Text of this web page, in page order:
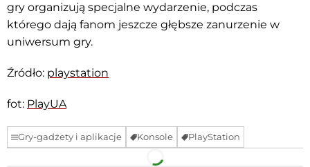
gry organizują specjalne wydarzenie, podczas
którego dają fanom jeszcze głębsze zanurzenie w
uniwersum gry.
Źródło: playstation
fot: PlayUA
Gry-gadżety i aplikacje Konsole PlayStation
Facebook Telegram